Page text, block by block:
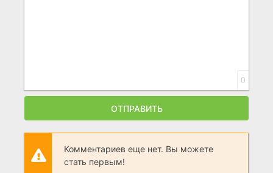
0
ОТПРАВИТЬ
Комментариев еще нет. Вы можете
стать первым!